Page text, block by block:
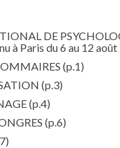
DE
à Paris du 6 au 12
(p.1)
(p.3)
(p.4)
(p.6)